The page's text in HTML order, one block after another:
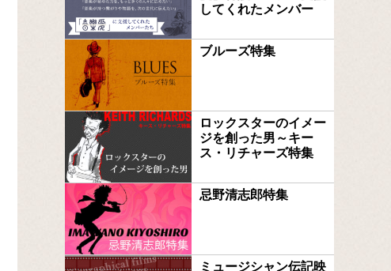
してくれたメンバー
ブルーズ特集
ロックスターのイメー
ジを創った男～キー
ス・リチャーズ特集
忌野清志郎特集
ミュージシャン伝記映